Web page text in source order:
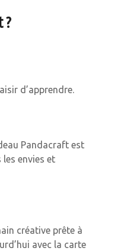
?
d’apprendre.
Pandacraft est
envies et
créative prête à
avec la carte